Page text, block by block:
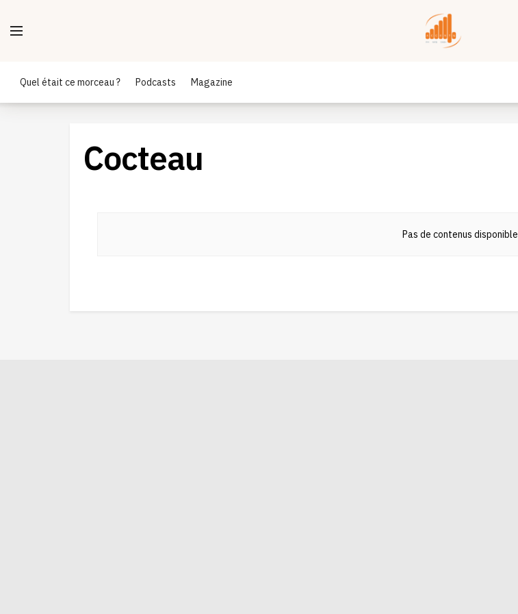
Quel était ce morceau ? Podcasts Magazine
Cocteau
Pas de contenus disponible